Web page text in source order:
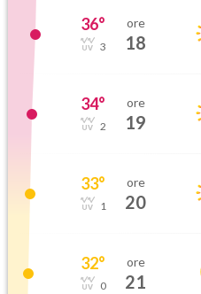
36°
3
ore
18
34°
2
ore
19
33°
1
ore
20
32°
0
ore
21